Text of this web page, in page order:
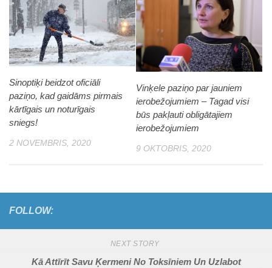
Sinoptiķi beidzot oficiāli
paziņo, kad gaidāms pirmais
kārtīgais un noturīgais
sniegs!
2 NOVEMBRIS, 2020
Vinķele paziņo par jauniem
ierobežojumiem – Tagad visi
būs pakļauti obligātajiem
ierobežojumiem
9 OKTOBRIS, 2020
FOLLOW:
NEXT STORY
Kā Attīrīt Savu Ķermeni No Toksīniem Un Uzlabot